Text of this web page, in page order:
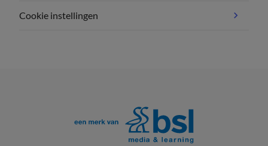
Cookie instellingen